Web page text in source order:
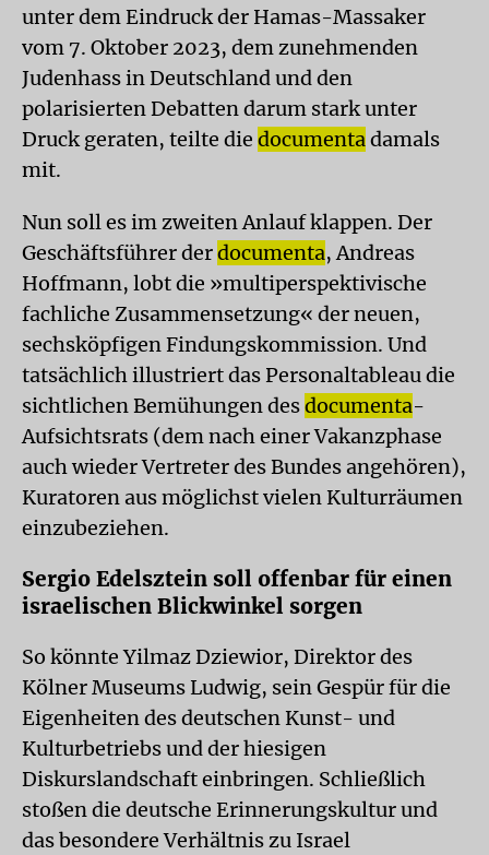
unter dem Eindruck der Hamas-Massaker
vom 7. Oktober 2023, dem zunehmenden
Judenhass in Deutschland und den
polarisierten Debatten darum stark unter
Druck geraten, teilte die documentadamals
mit.
Nun soll es im zweiten Anlauf klappen. Der
Geschäftsführer derdocumenta, Andreas
Hoffmann, lobt die »multiperspektivische
fachliche Zusammensetzung« der neuen,
sechsköpfigen Findungskommission. Und
tatsächlich illustriert das Personaltableau die
sichtlichen Bemühungen desdocumenta-
Aufsichtsrats (dem nach einer Vakanzphase
auch wieder Vertreter des Bundes angehören),
Kuratoren aus möglichst vielen Kulturräumen
einzubeziehen.
Sergio Edelsztein soll offenbar für einen
israelischen Blickwinkel sorgen
So könnte Yilmaz Dziewior, Direktor des
Kölner Museums Ludwig, sein Gespür für die
Eigenheiten des deutschen Kunst- und
Kulturbetriebs und der hiesigen
Diskurslandschaft einbringen. Schließlich
stoßen die deutsche Erinnerungskultur und
das besondere Verhältnis zu Israel